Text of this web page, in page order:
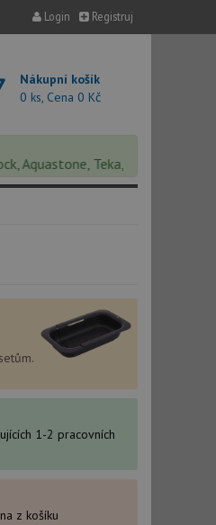
Login Registruj
Nákupní košík
0 ks, Cena 0 Kč
Teka, Helika, Deante,
1-2 pracovních
z košíku